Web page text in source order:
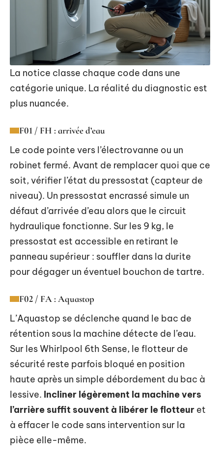
La notice classe chaque code dans une
catégorie unique. La réalité du diagnostic est
plus nuancée.
F01 / FH : arrivée d’eau
Le code pointe vers l’électrovanne ou un
robinet fermé. Avant de remplacer quoi que ce
soit, vérifier l’état du pressostat (capteur de
niveau). Un pressostat encrassé simule un
défaut d’arrivée d’eau alors que le circuit
hydraulique fonctionne. Sur les 9 kg, le
pressostat est accessible en retirant le
panneau supérieur : souffler dans la durite
pour dégager un éventuel bouchon de tartre.
F02 / FA : Aquastop
L’Aquastop se déclenche quand le bac de
rétention sous la machine détecte de l’eau.
Sur les Whirlpool 6th Sense, le flotteur de
sécurité reste parfois bloqué en position
haute après un simple débordement du bac à
lessive. Incliner légèrement la machine vers
l’arrière suffit souvent à libérer le flotteur et
à effacer le code sans intervention sur la
pièce elle-même.